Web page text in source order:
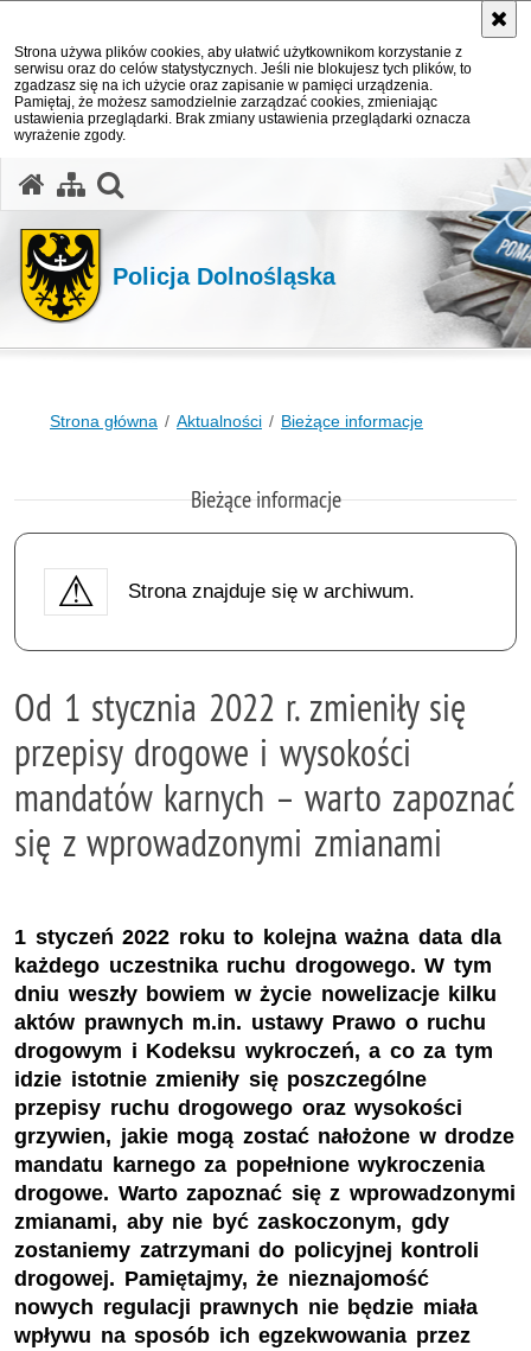
Strona używa plików cookies, aby ułatwić użytkownikom korzystanie z
serwisu oraz do celów statystycznych. Jeśli nie blokujesz tych plików, to
zgadzasz się na ich użycie oraz zapisanie w pamięci urządzenia.
Pamiętaj, że możesz samodzielnie zarządzać cookies, zmieniając
ustawienia przeglądarki. Brak zmiany ustawienia przeglądarki oznacza
wyrażenie zgody.
Policja Dolnośląska
Strona główna Aktualności Bieżące informacje
Bieżące informacje
Strona znajduje się w archiwum.
Od 1 stycznia 2022 r. zmieniły się
przepisy drogowe i wysokości
mandatów karnych – warto zapoznać
się z wprowadzonymi zmianami
1 styczeń 2022 roku to kolejna ważna data dla
każdego uczestnika ruchu drogowego. W tym
dniu weszły bowiem w życie nowelizacje kilku
aktów prawnych m.in. ustawy Prawo o ruchu
drogowym i Kodeksu wykroczeń, a co za tym
idzie istotnie zmieniły się poszczególne
przepisy ruchu drogowego oraz wysokości
grzywien, jakie mogą zostać nałożone w drodze
mandatu karnego za popełnione wykroczenia
drogowe. Warto zapoznać się z wprowadzonymi
zmianami, aby nie być zaskoczonym, gdy
zostaniemy zatrzymani do policyjnej kontroli
drogowej. Pamiętajmy, że nieznajomość
nowych regulacji prawnych nie będzie miała
wpływu na sposób ich egzekwowania przez